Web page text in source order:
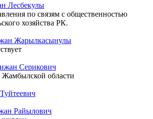
Лесбекулы
по связям с общественностью
хозяйства РК.
Жарылкасынулы
Серикович
Жамбылской области
Райылович